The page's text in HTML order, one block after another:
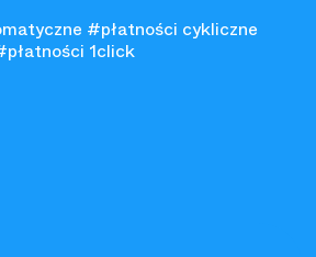
#płatności cykliczne
1click